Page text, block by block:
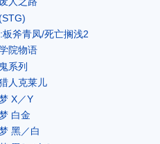
板斧青凤/死亡搁浅2
院物语
系列
人克莱儿
X／Y
白金
黑／白